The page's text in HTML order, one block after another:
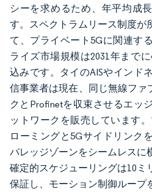
シーを求めるため、年平均成
す。スペクトラムリース制度が
て、プライベート5Gに関連す
ライズ市場規模は2031年まで
込みです。タイのAISやインド
信事業者は現在、同じ無線ファ
クとProfinetを収束させるエッ
ットワークを販売しています
ローミングと5Gサイドリンク
バレッジゾーンをシームレスに
確定的スケジューリングは10ミ
保証し、モーション制御ループ